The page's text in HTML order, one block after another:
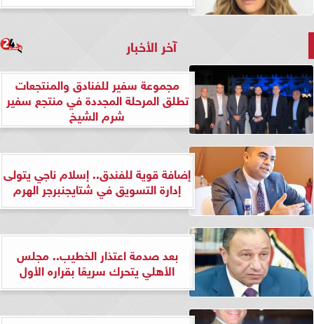
آخر الأخبار
مجموعة سفير للفنادق والمنتجعات
تطلق المرحلة المجددة في منتجع سفير
شرم الشيخ
إضافة قوية للفندق.. إسلام ناجي يتولى
إدارة التسويق في شتايجنبرجر الهرم
بعد صدمة اعتذار الخطيب.. مجلس
الأهلي يتحرك سريعًا بقراره الأول